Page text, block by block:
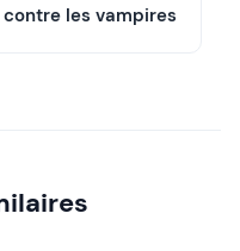
contre les vampires